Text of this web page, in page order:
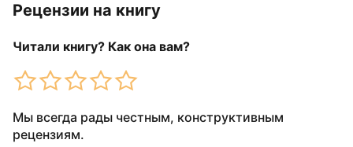
Рецензии на книгу
Читали книгу? Как она вам?
Мы всегда рады честным, конструктивным
рецензиям.